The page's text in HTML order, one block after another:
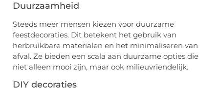
Duurzaamheid
Steeds meer mensen kiezen voor duurzame
feestdecoraties. Dit betekent het gebruik van
herbruikbare materialen en het minimaliseren van
afval. Ze bieden een scala aan duurzame opties die
niet alleen mooi zijn, maar ook milieuvriendelijk.
DIY decoraties